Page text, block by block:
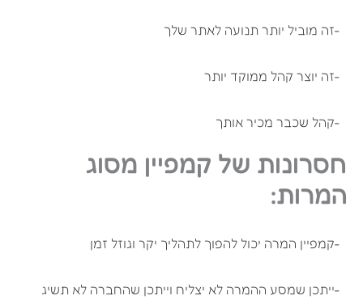
-זה מוביל יותר תנועה לאתר שלך
-זה יוצר קהל ממוקד יותר
-קהל שכבר מכיר אותך
חסרונות של קמפיין מסוג
המרות:
-קמפיין המרה יכול להפוך לתהליך יקר וגוזל זמן
-ייתכן שמסע ההמרה לא יצליח וייתכן שהחברה לא תשיג